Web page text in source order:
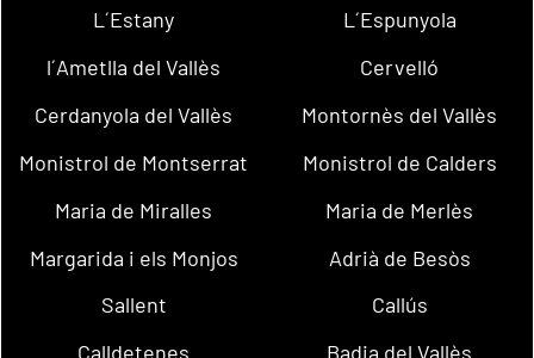
L´Estany
L´Espunyola
l´Ametlla del Vallès
Cervelló
Cerdanyola del Vallès
Montornès del Vallès
Monistrol de Montserrat
Monistrol de Calders
Maria de Miralles
Maria de Merlès
Margarida i els Monjos
Adrià de Besòs
Sallent
Callús
Calldetenes
Badia del Vallès